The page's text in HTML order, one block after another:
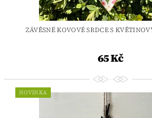
ZÁVĚSNÉ KOVOVÉ SRDCE S
65 Kč
NOVINKA